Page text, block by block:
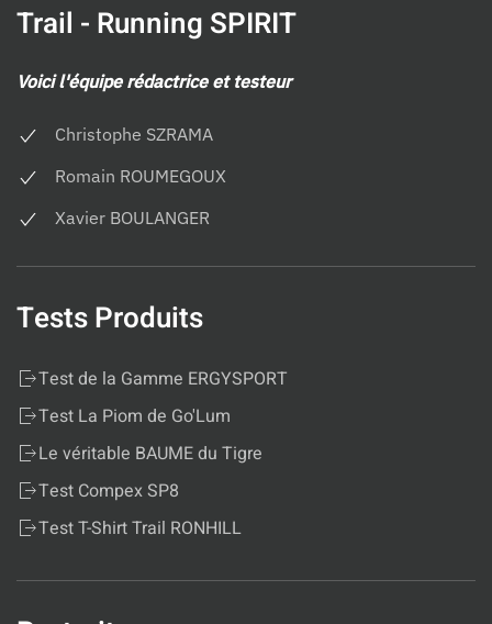
Trail - Running SPIRIT
Voici l'équipe rédactrice et testeur
Christophe SZRAMA
Romain ROUMEGOUX
Xavier BOULANGER
Tests Produits
Test de la Gamme ERGYSPORT
Test La Piom de Go'Lum
Le véritable BAUME du Tigre
Test Compex SP8
Test T-Shirt Trail RONHILL